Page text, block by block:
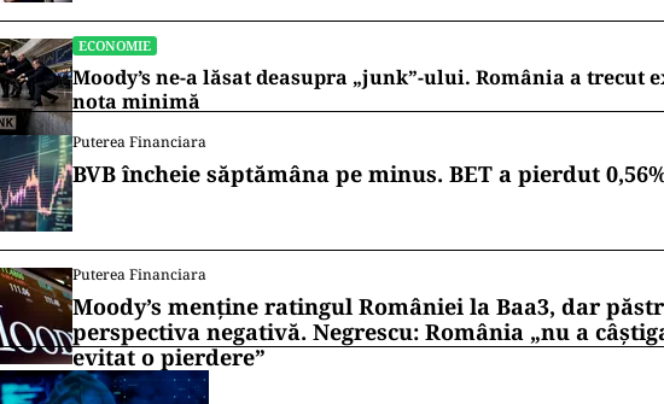
ECONOMIE
Moody’s ne-a lăsat deasupra „junk”-ului. România a trecut
nota minimă
Puterea Financiara
BVB încheie săptămâna pe minus. BET a pierdut
Puterea Financiara
Moody’s menține ratingul României la Baa3, dar
perspectiva negativă. Negrescu: România „nu a
evitat o pierdere”